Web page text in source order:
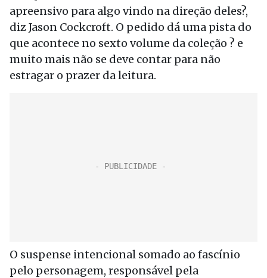
apreensivo para algo vindo na direção deles?,
diz Jason Cockcroft. O pedido dá uma pista do
que acontece no sexto volume da coleção ? e
muito mais não se deve contar para não
estragar o prazer da leitura.
O suspense intencional somado ao fascínio
pelo personagem, responsável pela